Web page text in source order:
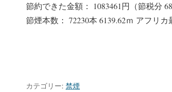
節約できた金額： 1083461円（節税分
節煙本数： 72230本 6139.62ｍ アフリカ
カテゴリー: 禁煙